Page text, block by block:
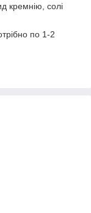
кремнію, солі
по 1-2